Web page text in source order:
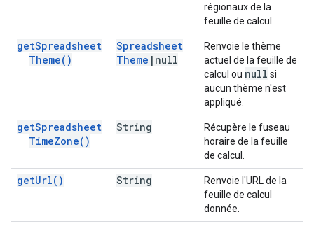
régionaux de la
feuille de calcul.
getSpreadsheet
Theme( )
Spreadsheet
Theme | null
Renvoie le thème
actuel de la feuille de
calcul ou null si
aucun thème n'est
appliqué.
getSpreadsheet
TimeZone( )
String
Récupère le fuseau
horaire de la feuille
de calcul.
getUrl( ) String
Renvoie l'URL de la
feuille de calcul
donnée.